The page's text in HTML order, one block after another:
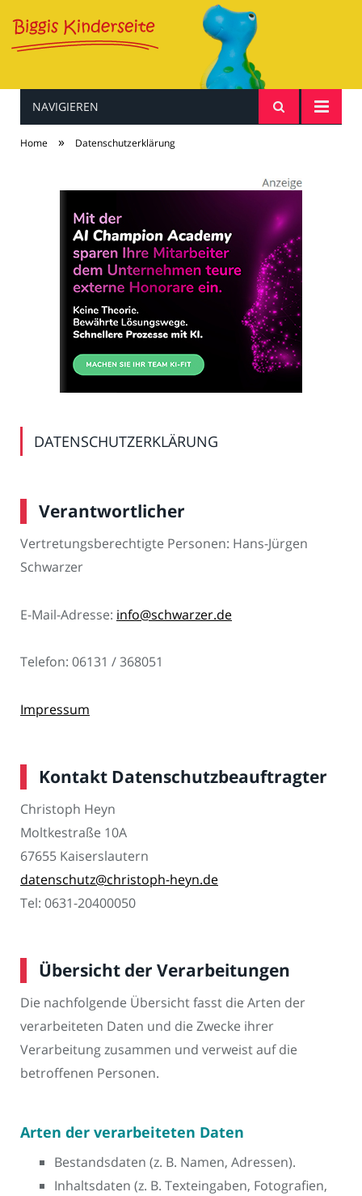
Baby & Kind
NAVIGIEREN
Home » Datenschutzerklärung
DATENSCHUTZERKLÄRUNG
Verantwortlicher
Vertretungsberechtigte Personen: Hans-Jürgen
Schwarzer
E-Mail-Adresse: info@schwarzer.de
Telefon: 06131 / 368051
Impressum
Kontakt Datenschutzbeauftragter
Christoph Heyn
Moltkestraße 10A
67655 Kaiserslautern
datenschutz@christoph-heyn.de
Tel: 0631-20400050
Übersicht der Verarbeitungen
Die nachfolgende Übersicht fasst die Arten der
verarbeiteten Daten und die Zwecke ihrer
Verarbeitung zusammen und verweist auf die
betroffenen Personen.
Arten der verarbeiteten Daten
Bestandsdaten (z. B. Namen, Adressen).
Inhaltsdaten (z. B. Texteingaben, Fotografien,